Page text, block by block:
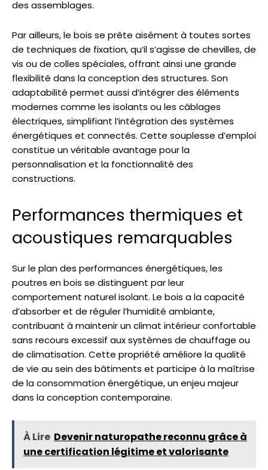
des assemblages.
Par ailleurs, le bois se prête aisément à toutes sortes
de techniques de fixation, qu’il s’agisse de chevilles, de
vis ou de colles spéciales, offrant ainsi une grande
flexibilité dans la conception des structures. Son
adaptabilité permet aussi d’intégrer des éléments
modernes comme les isolants ou les câblages
électriques, simplifiant l’intégration des systèmes
énergétiques et connectés. Cette souplesse d’emploi
constitue un véritable avantage pour la
personnalisation et la fonctionnalité des
constructions.
Performances thermiques et
acoustiques remarquables
Sur le plan des performances énergétiques, les
poutres en bois se distinguent par leur
comportement naturel isolant. Le bois a la capacité
d’absorber et de réguler l’humidité ambiante,
contribuant à maintenir un climat intérieur confortable
sans recours excessif aux systèmes de chauffage ou
de climatisation. Cette propriété améliore la qualité
de vie au sein des bâtiments et participe à la maîtrise
de la consommation énergétique, un enjeu majeur
dans la conception contemporaine.
À Lire Devenir naturopathe reconnu grâce à
une certification légitime et valorisante